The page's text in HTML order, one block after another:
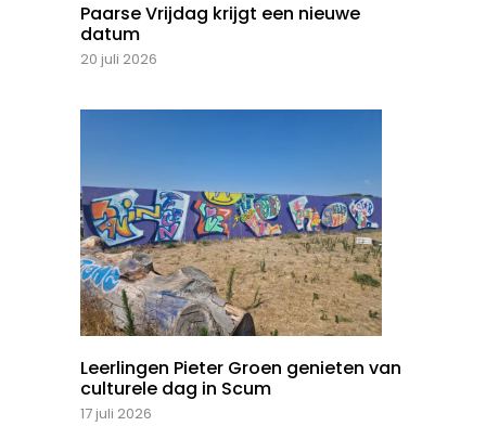
Paarse Vrijdag krijgt een nieuwe
datum
20 juli 2026
Leerlingen Pieter Groen genieten van
culturele dag in Scum
17 juli 2026